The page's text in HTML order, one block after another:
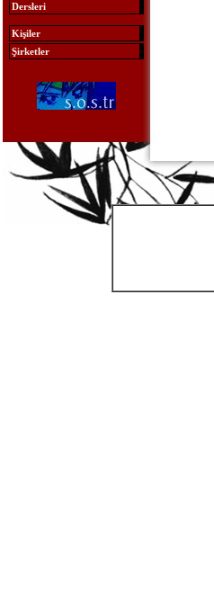
Dersleri
Kişiler
Şirketler